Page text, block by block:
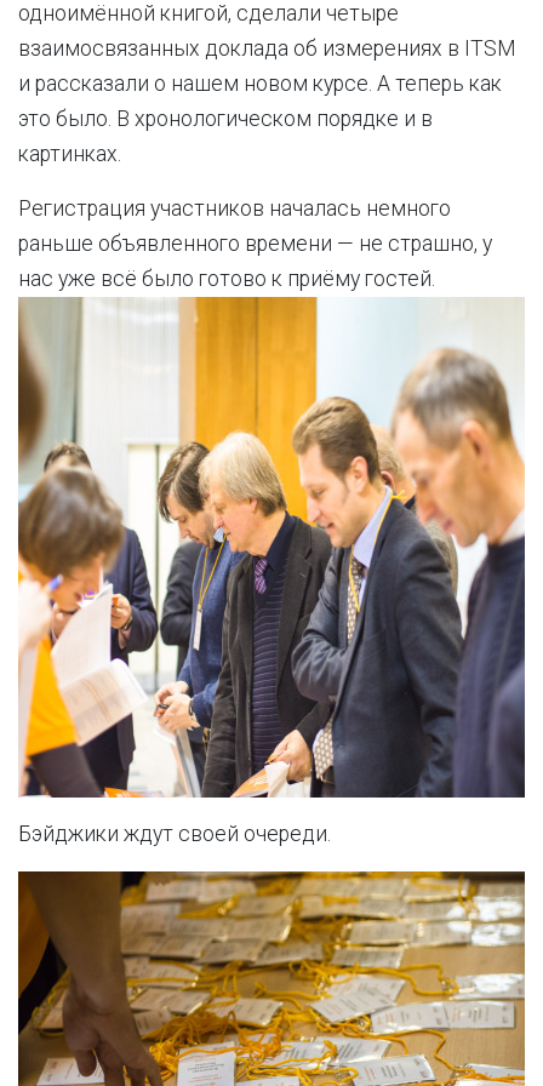
одноимённой книгой, сделали четыре
взаимосвязанных доклада об измерениях в ITSM
и рассказали о нашем новом курсе. А теперь как
это было. В хронологическом порядке и в
картинках.
Регистрация участников началась немного
раньше объявленного времени — не страшно, у
нас уже всё было готово к приёму гостей.
Бэйджики ждут своей очереди.